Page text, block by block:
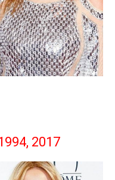
2017